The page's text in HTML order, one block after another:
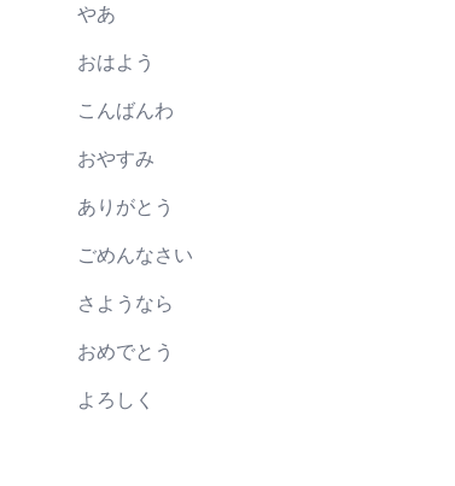
やあ
おはよう
こんばんわ
おやすみ
ありがとう
ごめんなさい
さようなら
おめでとう
よろしく